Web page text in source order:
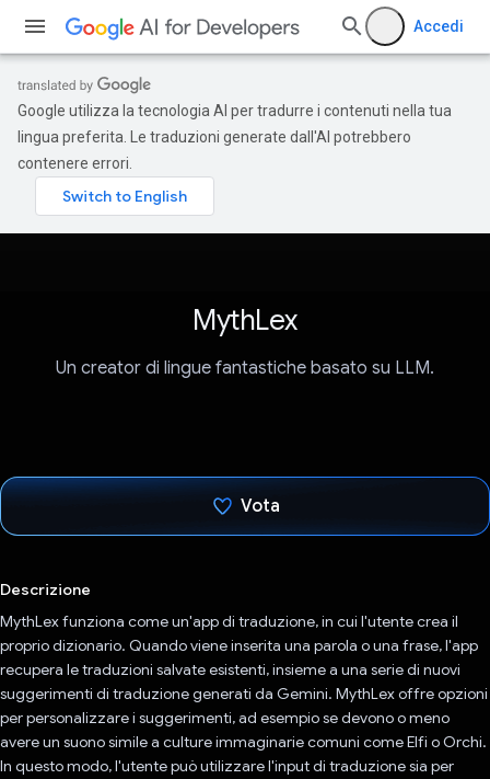
Accedi
Google utilizza la tecnologia AI per tradurre i contenuti nella tua
lingua preferita. Le traduzioni generate dall'AI potrebbero
contenere errori.
MythLex
Un creator di lingue fantastiche basato su LLM.
Vota
Descrizione
MythLex funziona come un'app di traduzione, in cui l'utente crea il
proprio dizionario. Quando viene inserita una parola o una frase, l'app
recupera le traduzioni salvate esistenti, insieme a una serie di nuovi
suggerimenti di traduzione generati da Gemini. MythLex offre opzioni
per personalizzare i suggerimenti, ad esempio se devono o meno
avere un suono simile a culture immaginarie comuni come Elfi o Orchi.
In questo modo, l'utente può utilizzare l'input di traduzione sia per